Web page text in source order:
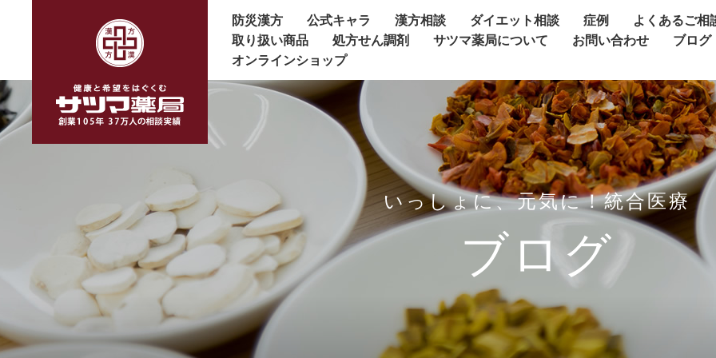
防災漢方 公式キャラ 漢方相談 ダイエット相談 症例
よくあるご相
取り扱い商品
処方せん調剤 サツマ薬局について お問い合わせ
ブログ
オンラインショップ
いっしょに、元気に！統合医療
ブログ